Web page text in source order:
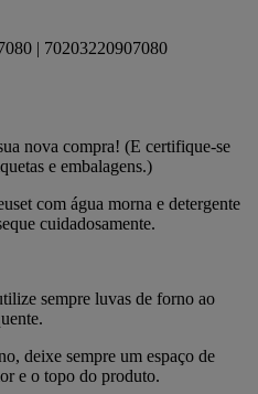
| 70203220907080
nova compra! (E certifique-se
e embalagens.)
com água morna e detergente
cuidadosamente.
sempre luvas de forno ao
deixe sempre um espaço de
e o topo do produto.